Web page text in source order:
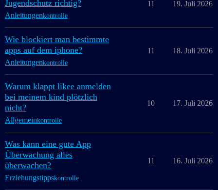
Jugendschutz richtig?
Anleitungenkontrolle
11 19. Juli 2026
Wie blockiert man bestimmte
apps auf dem iphone?
Anleitungenkontrolle
11 18. Juli 2026
Warum klappt likee anmelden
bei meinem kind plötzlich
nicht?
Allgemeinkontrolle
10 17. Juli 2026
Was kann eine gute App
Überwachung alles
überwachen?
Erziehungstippskontrolle
11 16. Juli 2026